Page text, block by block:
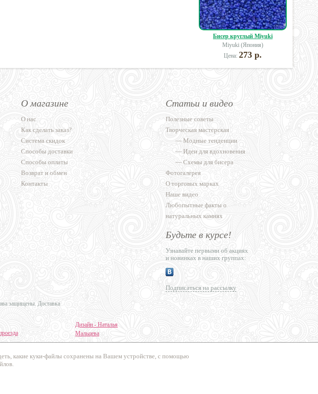
какие куки-файлы сохранены на Вашем устройстве, с помощью
Бисер круглый Miyuki
Miyuki (Япония)
Цена: 273 р.
О магазине
О нас
Как сделать заказ?
Система скидок
Способы доставки
Способы оплаты
Возврат и обмен
Контакты
Статьи и видео
Полезные советы
Творческая мастерская
—Модные тенденции
—Идеи для вдохновения
—Схемы для бисера
Фотогалерея
О торговых марках
Наше видео
Любопытные факты о
натуральных камнях
Будьте в курсе!
Узнавайте первыми об акциях
и новинках в наших группах:
Подписаться на рассылку
защищены. Доставка
и в другие города
Дизайн - Наталья
Мальцева
Промо Эксперт